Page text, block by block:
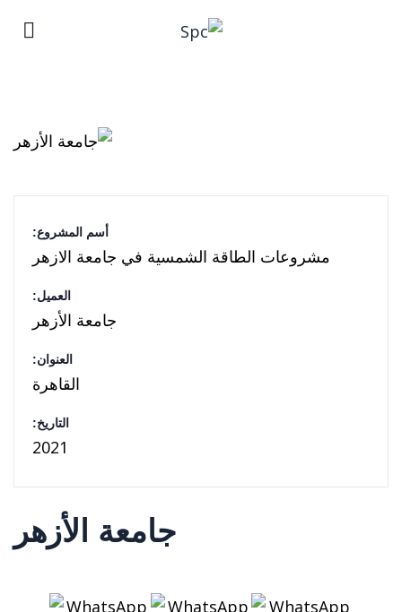
أسم المشروع:
مشروعات الطاقة الشمسية في جامعة الازهر
العميل:
جامعة الأزهر
العنوان:
القاهرة
التاريخ:
2021
جامعة الأزهر